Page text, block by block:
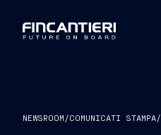
NEWSROOM /COMUNICATI STAMPA/